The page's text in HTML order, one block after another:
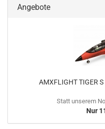
Angebote
AMXFLIGHT TIGER
Statt unserem
Nur